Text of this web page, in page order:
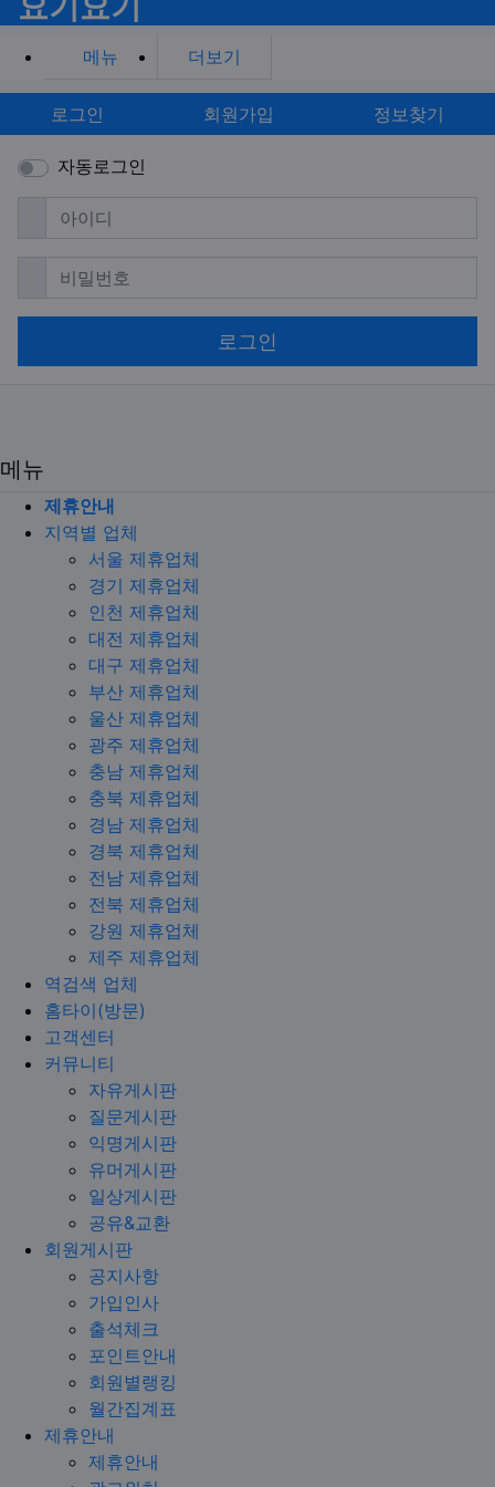
요기요기
메뉴 더보기
로그인 회원가입 정보찾기
자동로그인
아이디 필수
비밀번호필수
로그인
메뉴
제휴안내
지역별 업체
서울 제휴업체
경기 제휴업체
인천 제휴업체
대전 제휴업체
대구 제휴업체
부산 제휴업체
울산 제휴업체
광주 제휴업체
충남 제휴업체
충북 제휴업체
경남 제휴업체
경북 제휴업체
전남 제휴업체
전북 제휴업체
강원 제휴업체
제주 제휴업체
역검색 업체
홈타이(방문)
고객센터
커뮤니티
자유게시판
질문게시판
익명게시판
유머게시판
일상게시판
공유&교환
회원게시판
공지사항
가입인사
출석체크
포인트안내
회원별랭킹
월간집계표
제휴안내
제휴안내